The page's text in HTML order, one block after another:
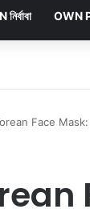
OWN
Face Mask: এই